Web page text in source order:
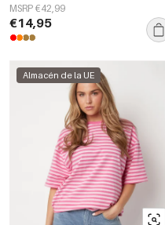
MSRP €42,99
€14,95
Almacén de la UE